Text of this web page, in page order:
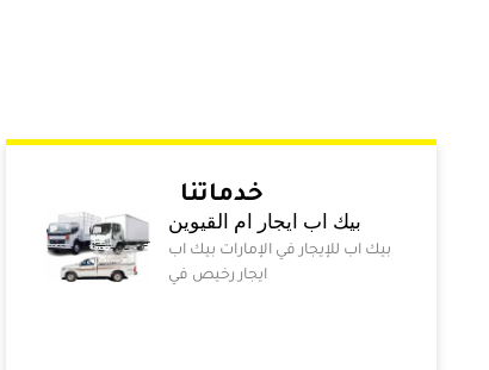
خدماتنا
بيك اب ايجار ام القيوين
بيك اب للإيجار في الإمارات بيك اب
ايجار رخيص في